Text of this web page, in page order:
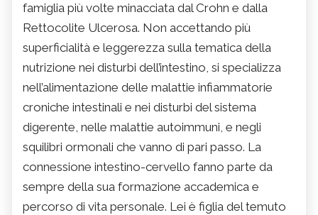
famiglia più volte minacciata dal Crohn e dalla
Rettocolite Ulcerosa. Non accettando più
superficialità e leggerezza sulla tematica della
nutrizione nei disturbi dell’intestino, si specializza
nell’alimentazione delle malattie infiammatorie
croniche intestinali e nei disturbi del sistema
digerente, nelle malattie autoimmuni, e negli
squilibri ormonali che vanno di pari passo. La
connessione intestino-cervello fanno parte da
sempre della sua formazione accademica e
percorso di vita personale. Lei è figlia del temuto